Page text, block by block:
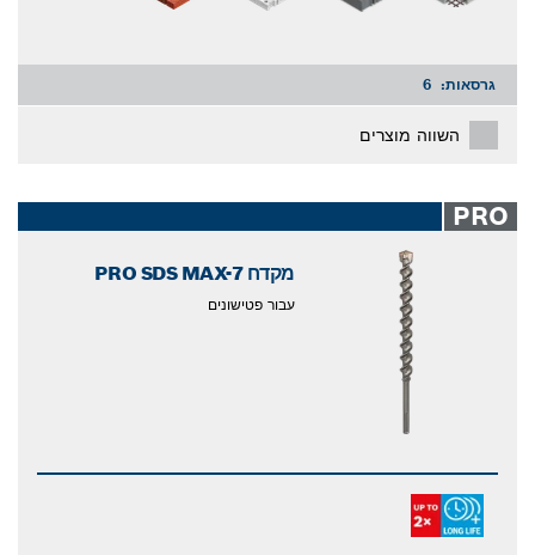
גרסאות: 6
השווה מוצרים
PRO
מקדח PRO SDS MAX-7
עבור פטישונים